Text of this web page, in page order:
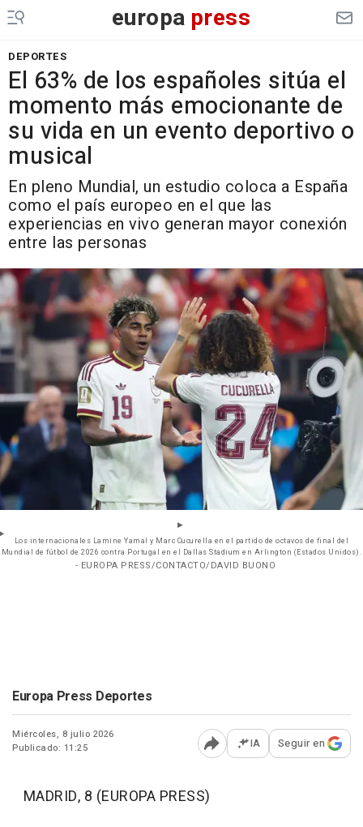
europa press
DEPORTES
El 63% de los españoles sitúa el
momento más emocionante de
su vida en un evento deportivo o
musical
En pleno Mundial, un estudio coloca a España
como el país europeo en el que las
experiencias en vivo generan mayor conexión
entre las personas
Los internacionales Lamine Yamal y Marc Cucurella en el partido de octavos de final del
Mundial de fútbol de 2026 contra Portugal en el Dallas Stadium en Arlington (Estados Unidos).
- EUROPA PRESS/CONTACTO/DAVID BUONO
Europa Press Deportes
Miércoles, 8 julio 2026
Publicado: 11:25
Abrir opciones para
IA Seguir en
MADRID, 8 (EUROPA PRESS)